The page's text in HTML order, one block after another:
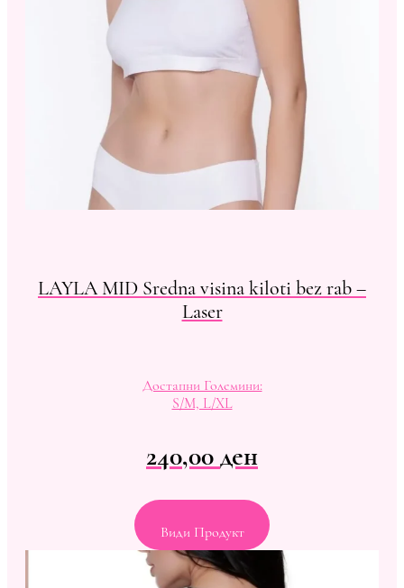
LAYLA MID Sredna visina kiloti bez rab –
Laser
Достапни Големини:
S/M, L/XL
240,00ден
Види Продукт